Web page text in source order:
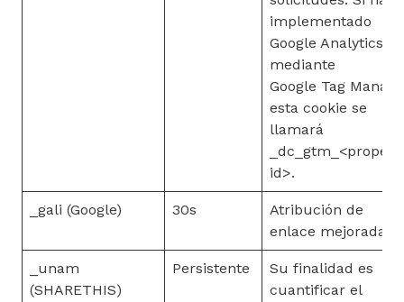
implementado
Google Analytics
mediante
Google Tag
esta cookie se
llamará
id>.
_gali (Google) 30s
Atribución de
enlace mejorada.
_unam
(SHARETHIS)
Persistente
Su finalidad es
cuantificar el